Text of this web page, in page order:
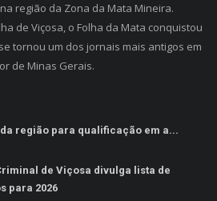
região da Zona da Mata Mineira.
de Viçosa, o Folha da Mata conquistou
tornou um dos jornais mais antigos em
de Minas Gerais.
região para qualificação em a...
de Viçosa divulga lista de
para 2026